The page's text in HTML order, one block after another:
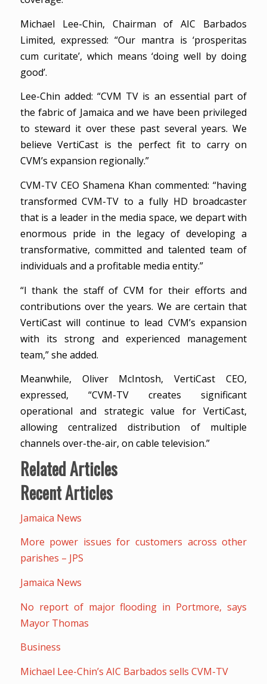
Michael Lee-Chin, Chairman of AIC Barbados
Limited, expressed: “Our mantra is ‘prosperitas
cum curitate’, which means ‘doing well by doing
good’.
Lee-Chin added: “CVM TV is an essential part of
the fabric of Jamaica and we have been privileged
to steward it over these past several years. We
believe VertiCast is the perfect fit to carry on
CVM’s expansion regionally.”
CVM-TV CEO Shamena Khan commented: “having
transformed CVM-TV to a fully HD broadcaster
that is a leader in the media space, we depart with
enormous pride in the legacy of developing a
transformative, committed and talented team of
individuals and a profitable media entity.”
“I thank the staff of CVM for their efforts and
contributions over the years. We are certain that
VertiCast will continue to lead CVM’s expansion
with its strong and experienced management
team,” she added.
Meanwhile, Oliver McIntosh, VertiCast CEO,
expressed, “CVM-TV creates significant
operational and strategic value for VertiCast,
allowing centralized distribution of multiple
channels over-the-air, on cable television.”
Related Articles
Recent Articles
Jamaica News
More power issues for customers across other
parishes – JPS
Jamaica News
No report of major flooding in Portmore, says
Mayor Thomas
Business
Michael Lee-Chin’s AIC Barbados sells CVM-TV